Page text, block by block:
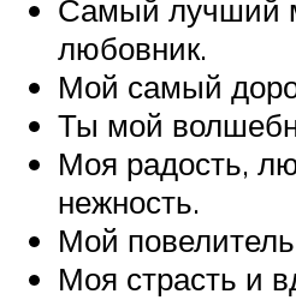
Самый лучший
любовник.
Мой самый
Ты мой
Моя радость,
нежность.
Мой
Моя страсть и